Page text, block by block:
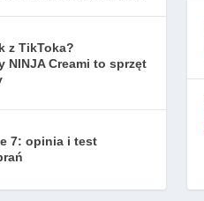
z TikToka?
NINJA Creami to sprzęt
7: opinia i test